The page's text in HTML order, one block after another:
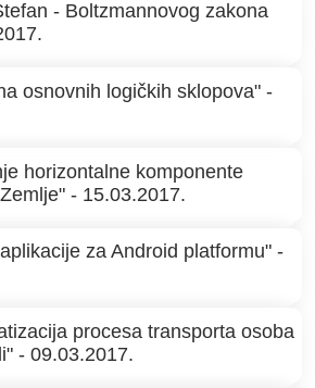
- Boltzmannovog zakona
osnovnih logičkih sklopova" -
horizontalne komponente
- 15.03.2017.
za Android platformu" -
procesa transporta osoba
- 09.03.2017.